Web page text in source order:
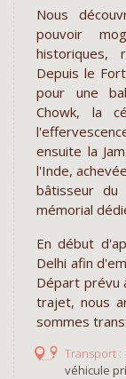
Nous
pouvoir
historiques,
Depuis le
pour une
Chowk, la
ensuite la
l'Inde,
bâtisseur
mémorial
En début
Delhi afin
Départ prévu
trajet, nous
sommes
véhicule